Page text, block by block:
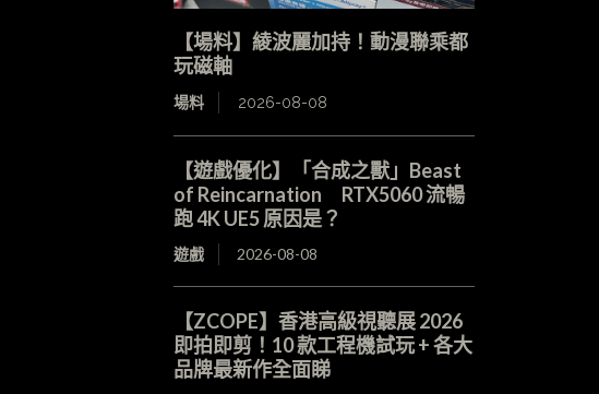
【場料】綾波麗加持！動漫聯乘都
玩磁軸
場料 2026-08-08
【遊戲優化】「合成之獸」Beast
of Reincarnation RTX5060 流暢
跑 4K UE5 原因是？
遊戲 2026-08-08
【ZCOPE】香港高級視聽展 2026
即拍即剪！10 款工程機試玩 + 各大
品牌最新作全面睇